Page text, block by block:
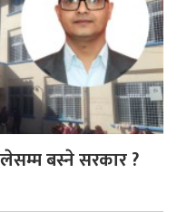
बस्ने सरकार ?